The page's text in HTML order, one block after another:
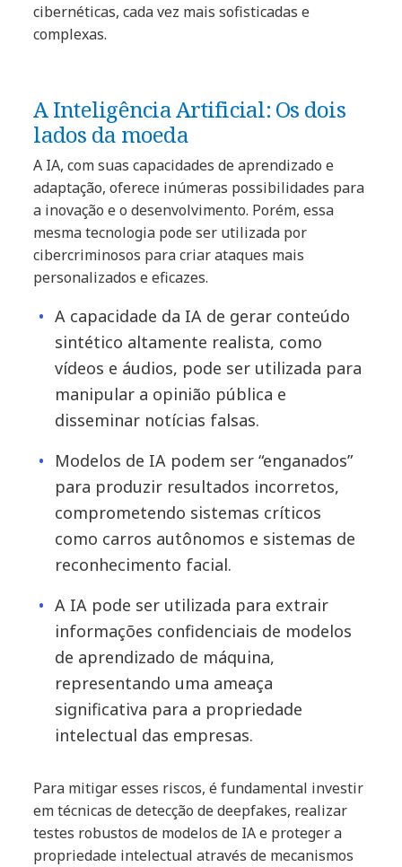
cibernéticas, cada vez mais sofisticadas e
complexas.
A Inteligência Artificial: Os dois
lados da moeda
A IA, com suas capacidades de aprendizado e
adaptação, oferece inúmeras possibilidades para
a inovação e o desenvolvimento. Porém, essa
mesma tecnologia pode ser utilizada por
cibercriminosos para criar ataques mais
personalizados e eficazes.
A capacidade da IA de gerar conteúdo
sintético altamente realista, como
vídeos e áudios, pode ser utilizada para
manipular a opinião pública e
disseminar notícias falsas.
Modelos de IA podem ser “enganados”
para produzir resultados incorretos,
comprometendo sistemas críticos
como carros autônomos e sistemas de
reconhecimento facial.
A IA pode ser utilizada para extrair
informações confidenciais de modelos
de aprendizado de máquina,
representando uma ameaça
significativa para a propriedade
intelectual das empresas.
Para mitigar esses riscos, é fundamental investir
em técnicas de detecção de deepfakes, realizar
testes robustos de modelos de IA e proteger a
propriedade intelectual através de mecanismos